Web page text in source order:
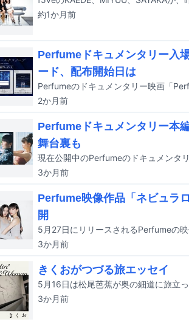
約1か月前
Perfumeドキュメンタリー入
ード、配布開始日は
2か月前
Perfumeドキュメンタリー本
舞台裏も
3か月前
Perfume映像作品「ネビュラ
開
3か月前
きくおがつづる旅エッセイ
3か月前